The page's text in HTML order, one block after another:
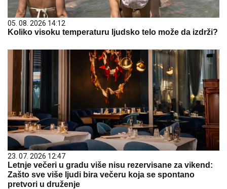
05. 08. 2026 14:12
Koliko visoku temperaturu ljudsko telo može da izdrži?
23. 07. 2026 12:47
Letnje večeri u gradu više nisu rezervisane za vikend:
Zašto sve više ljudi bira večeru koja se spontano
pretvori u druženje